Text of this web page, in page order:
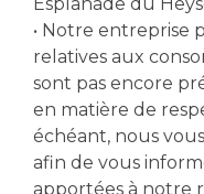
• Notre entreprise
relatives aux
sont pas encore
en matière de
échéant, nous
afin de vous
apportées à notre